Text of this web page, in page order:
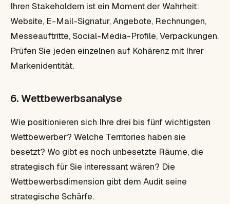
Ihren Stakeholdern ist ein Moment der Wahrheit:
Website, E-Mail-Signatur, Angebote, Rechnungen,
Messeauftritte, Social-Media-Profile, Verpackungen.
Prüfen Sie jeden einzelnen auf Kohärenz mit Ihrer
Markenidentität.
6. Wettbewerbsanalyse
Wie positionieren sich Ihre drei bis fünf wichtigsten
Wettbewerber? Welche Territories haben sie
besetzt? Wo gibt es noch unbesetzte Räume, die
strategisch für Sie interessant wären? Die
Wettbewerbsdimension gibt dem Audit seine
strategische Schärfe.